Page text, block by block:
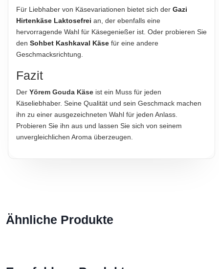
Produktverpackung; nur diese sind verbindlich.
Für Liebhaber von Käsevariationen bietet sich der Gazi
Hirtenkäse Laktosefrei an, der ebenfalls eine
hervorragende Wahl für Käsegenießer ist. Oder probieren Sie
den Sohbet Kashkaval Käse für eine andere
Geschmacksrichtung.
Fazit
Der Yörem Gouda Käse ist ein Muss für jeden
Käseliebhaber. Seine Qualität und sein Geschmack machen
ihn zu einer ausgezeichneten Wahl für jeden Anlass.
Probieren Sie ihn aus und lassen Sie sich von seinem
unvergleichlichen Aroma überzeugen.
Ähnliche Produkte